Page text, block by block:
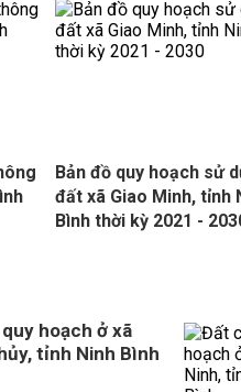
Bản đồ quy hoạch sử
đất xã Giao Minh, tỉnh
Bình thời kỳ 2021 -
hoạch ở xã
tỉnh Ninh Bình